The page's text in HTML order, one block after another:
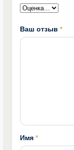
Ваш отзыв *
Имя *